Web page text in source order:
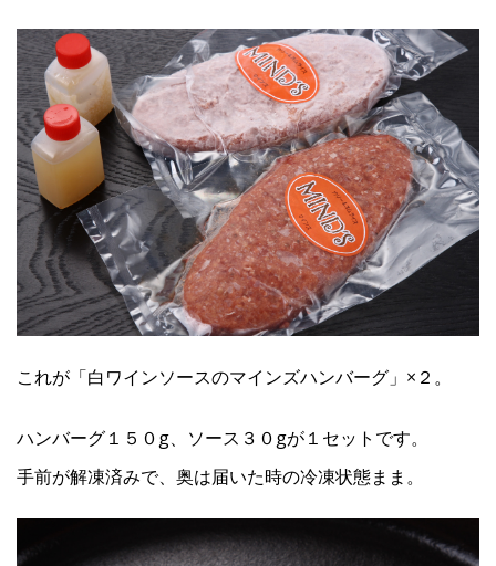
これが「白ワインソースのマインズハンバーグ」×２。
ハンバーグ１５０g、ソース３０gが１セットです。
手前が解凍済みで、奥は届いた時の冷凍状態まま。